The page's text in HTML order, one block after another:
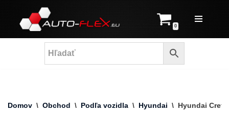
Prejsť
na
0
Domov \ Obchod \ Podľa vozidla \ Hyundai \ Hyundai Creta